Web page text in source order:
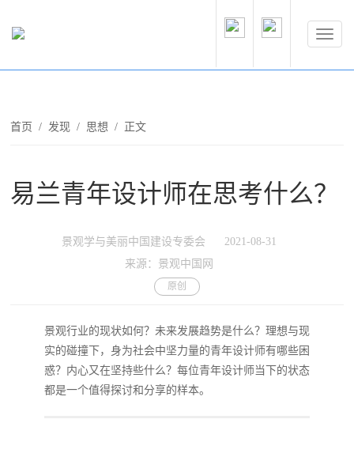
首页 /发现 / 思想 / 正文
易兰青年设计师在思考什么？
景观学与美丽中国建设专委会
2021-08-31
来源：景观中国网
原创
景观行业的现状如何？未来发展趋势是什么？理想与现
实的碰撞下，身为社会中坚力量的青年设计师有哪些困
惑？内心又在坚持些什么？每位青年设计师当下的状态
都是一个值得探讨和分享的样本。